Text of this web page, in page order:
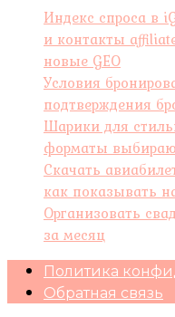
Индекс спроса в
и контакты
новые GEO
Условия
подтверждения
Шарики для
форматы
Скачать
как показывать
Организовать
за месяц
Политика
Обратная связь